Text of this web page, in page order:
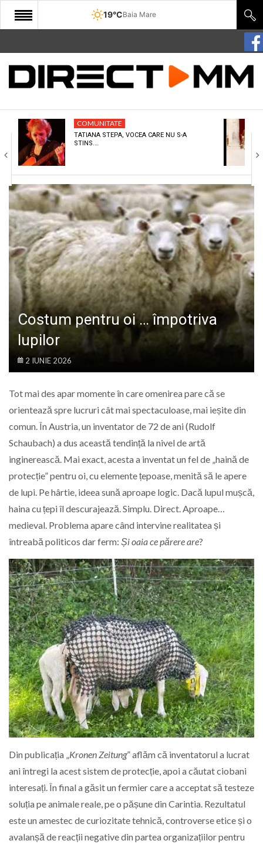
19°CBaia Mare
START
COMUNITATE
CULTURA
ECONOMIE
SANATATE
SPORT
SPECIAL
POLITIC
LIFE
COMUNITATE
TATIANA STEPA, VOCEA CARE NU S-A
STINS.…
Costum pentru oi … împotriva
lupilor
2 IUNIE 2026
Tot mai des apar momente în care omenirea pare că se
orientează spre lucruri cât mai spectaculoase, mai ieșite din
comun. În Austria, un inventator de 72 de ani (Rudolf
Schaubach) a dus această tendință la nivel de artă
inginerească. Mai exact, acesta a inventat un fel de „haină de
protecție” pentru oi, cu elemente țepoase, menită să le apere
de lupi. Pe hârtie, ideea sună aproape logic. Dacă lupul mușcă,
haina cu țepi îl descurajează. Simplu. Direct. Aproape…
medieval. Problema apare când intervine realitatea și
întreabă politicos dar ferm: Și oaia ce părere are?
Din publicația „Kronen Zeitung” aflăm că inventatorul a lucrat
ani întregi la acest sistem de protecție, apoi a căutat ciobani
interesați. În final a găsit un fermier care a acceptat să testeze
soluția pe animale reale, pe o pășune din Carintia. Rezultatul
este un amestec de curiozitate tehnică, controverse etice și o
avalanșă de reacții negative din partea organizațiilor pentru